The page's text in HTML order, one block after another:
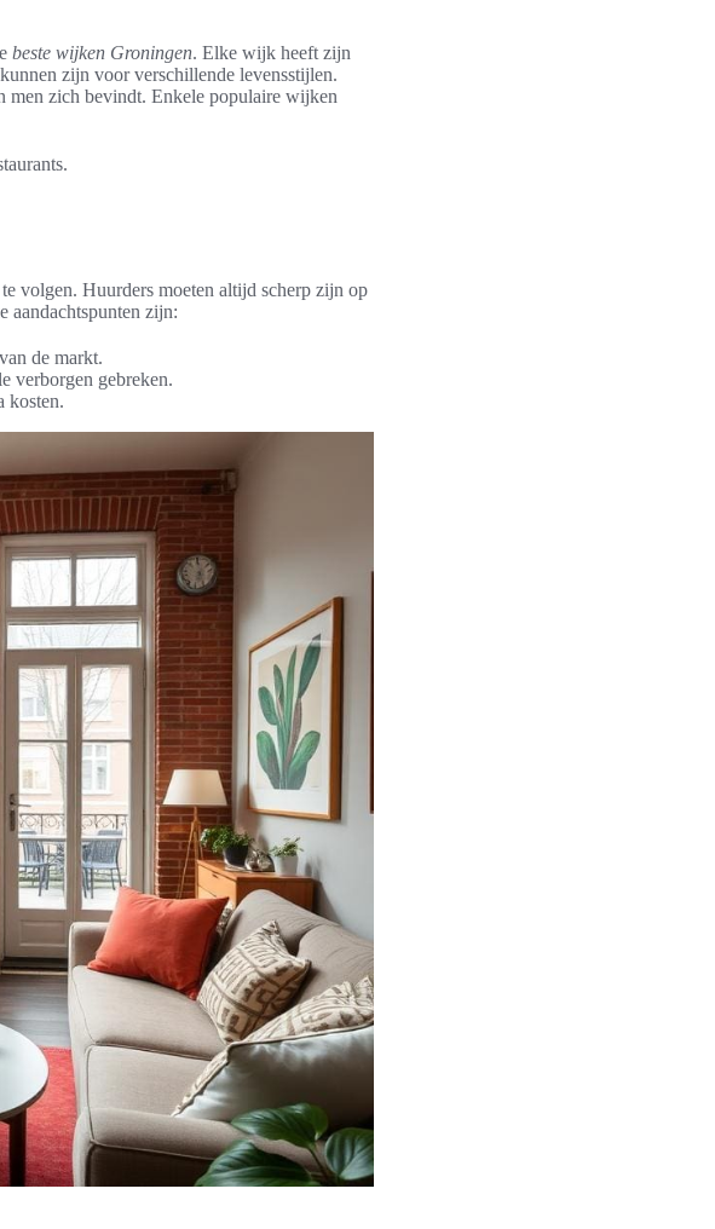
beste wijken Groningen. Elke wijk heeft zijn
zijn voor verschillende levensstijlen.
men zich bevindt. Enkele populaire wijken
volgen. Huurders moeten altijd scherp zijn op
aandachtspunten zijn:
de markt.
verborgen gebreken.
kosten.